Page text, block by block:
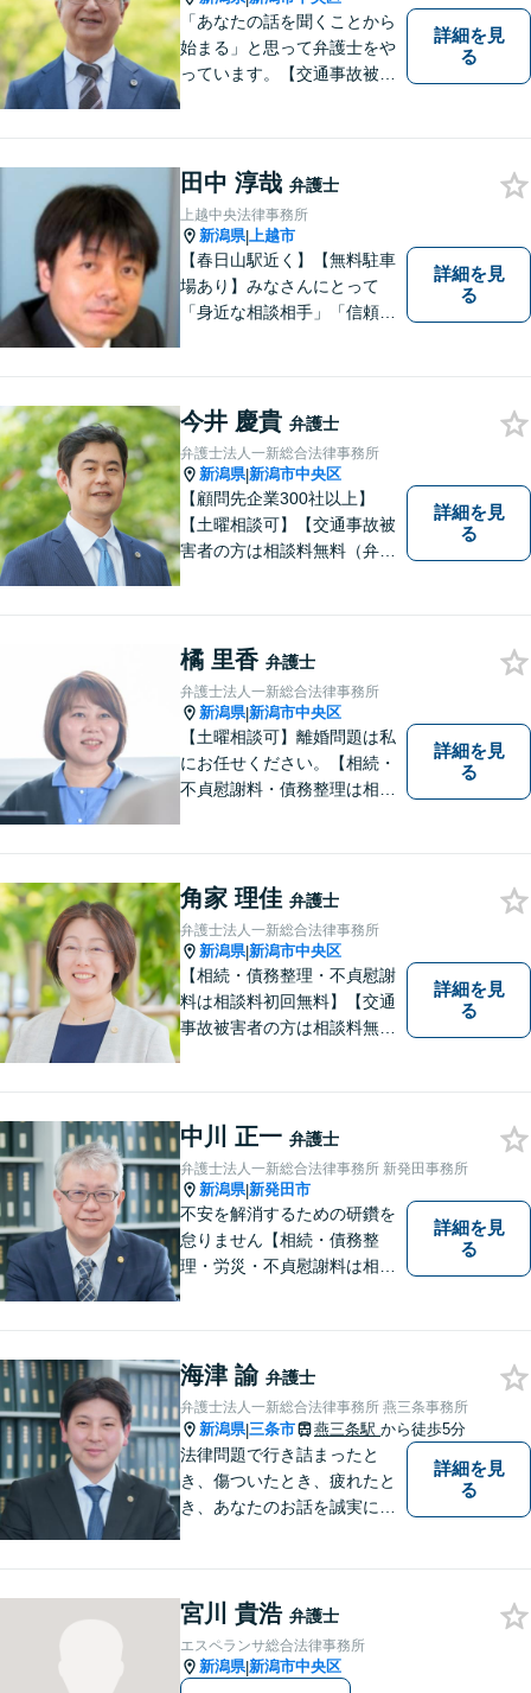
「あなたの話を聞くことから
始まる」と思って弁護士をや
っています。【交通事故被害
災・不貞慰謝料は相談料初回
無料】【顧問先企業300社以
上】
詳細を見
る
田中 淳哉 弁護士
上越中央法律事務所
新潟県|上越市
【春日山駅近く】【無料駐車
場あり】みなさんにとって
「身近な相談相手」「信頼で
人お一人の不安や悩みをしっ
かり受け止め、丁寧な対応を
心がけます。お気軽にご相談
ください。
詳細を見
る
今井 慶貴 弁護士
弁護士法人一新総合法律事務所
新潟県|新潟市中央区
【顧問先企業300社以上】
【土曜相談可】【交通事故被
害者の方は相談料無料（弁護
無料】
詳細を見
る
橘 里香 弁護士
弁護士法人一新総合法律事務所
新潟県|新潟市中央区
【土曜相談可】離婚問題は私
にお任せください。【相続・
不貞慰謝料・債務整理は相談
く）】
詳細を見
る
角家 理佳 弁護士
弁護士法人一新総合法律事務所
新潟県|新潟市中央区
【相続・債務整理・不貞慰謝
料は相談料初回無料】【交通
事故被害者の方は相談料無料
るため日々研鑽を積んでいま
す
詳細を見
る
中川 正一 弁護士
弁護士法人一新総合法律事務所 新発田事務所
新潟県|新発田市
不安を解消するための研鑽を
怠りません【相続・債務整
理・労災・不貞慰謝料は相談
く）】【土曜相談可】
詳細を見
る
海津 諭 弁護士
弁護士法人一新総合法律事務所 燕三条事務所
新潟県|三条市 燕三条駅 から徒歩5分
法律問題で行き詰まったと
き、傷ついたとき、疲れたと
き、あなたのお話を誠実にお
詳細を見
る
宮川 貴浩 弁護士
エスペランサ総合法律事務所
新潟県|新潟市中央区